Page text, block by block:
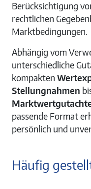
Berücksichtigung
rechtlichen
Marktbedingungen.
Abhängig vom
unterschiedliche
kompakten
Stellungnahmen
passende Format
persönlich und
Häufig